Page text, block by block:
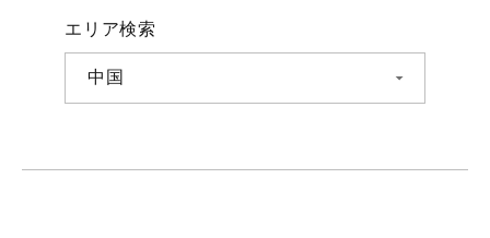
エリア検索